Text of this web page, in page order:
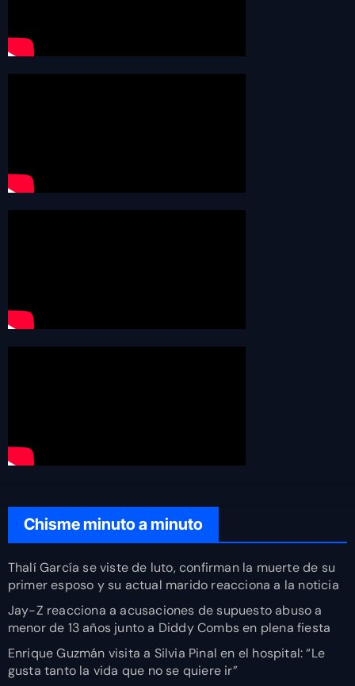
Chisme minuto a minuto
Thalí García se viste de luto, confirman la muerte de su
primer esposo y su actual marido reacciona a la noticia
Jay-Z reacciona a acusaciones de supuesto abuso a
menor de 13 años junto a Diddy Combs en plena fiesta
Enrique Guzmán visita a Silvia Pinal en el hospital: “Le
gusta tanto la vida que no se quiere ir”